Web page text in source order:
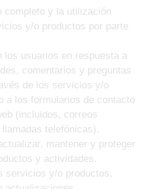
completo y la utilización
y/o productos por parte
los usuarios en respuesta a
comentarios y preguntas
de los servicios y/o
a los formularios de contacto
(incluidos, correos
telefónicas).
mantener y proteger
y actividades.
servicios y/o productos,